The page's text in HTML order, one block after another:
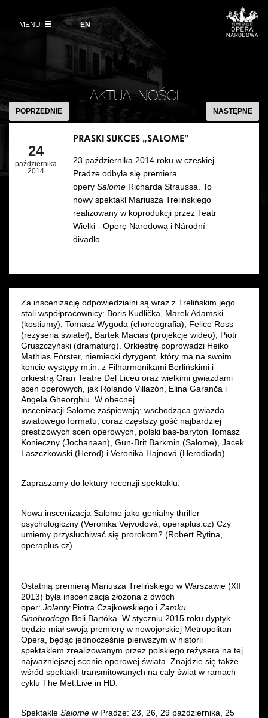
angielski
EN
MENUWystawy 2026/27
Informacje dla widzów
Zwroty biletów
Aktualności
Polski Balet Narodowy
Miejsce
Kulisy
Historia
DZIAŁALNOŚĆ
Galeria Opera
Muzeum Teatralne
Akademia Operowa
Konkurs Moniuszkowski
Dla mediów
Wynajem kostiumów
Wynajem rekwizytów
Fundusze unijne
Dotacje celowe
AKTUALNOŚCI
„SALOME”
POPRZEDNIE NASTĘPNE
24
października
2014
PRASKI SUKCES „SALOME”
23 października 2014 roku w czeskiej
Pradze odbyła się premiera
opery Salome Richarda Straussa. To
nowy spektakl Mariusza Trelińskiego
realizowany w koprodukcji przez Teatr
Wielki - Operę Narodową i Národní
divadlo.
Za inscenizację odpowiedzialni są wraz z Trelińskim jego
stali współpracownicy: Boris Kudlička, Marek Adamski
(kostiumy), Tomasz Wygoda (choreografia), Felice Ross
(reżyseria świateł), Bartek Macias (projekcje wideo), Piotr
Gruszczyński (dramaturg). Orkiestrę poprowadzi Heiko
Mathias Förster, niemiecki dyrygent, który ma na swoim
koncie występy m.in. z Filharmonikami Berlińskimi i
orkiestrą Gran Teatre Del Liceu oraz wielkimi gwiazdami
scen operowych, jak Rolando Villazón, Elina Garanča i
Angela Gheorghiu. W obecnej
inscenizacji Salome zaśpiewają: wschodząca gwiazda
światowego formatu, coraz częstszy gość najbardziej
prestiżowych scen operowych, polski bas-baryton Tomasz
Konieczny (Jochanaan), Gun-Brit Barkmin (Salome), Jacek
Laszczkowski (Herod) i Veronika Hajnová (Herodiada).
Zapraszamy do lektury recenzji spektaklu:
Nowa inscenizacja Salome jako genialny thriller
psychologiczny (Veronika Vejvodová, operaplus.cz) Czy
umiemy przysłuchiwać się prorokom? (Robert Rytina,
operaplus.cz)
Ostatnią premierą Mariusza Trelińskiego w Warszawie (XII
2013) była inscenizacja złożona z dwóch
oper: Jolanty Piotra Czajkowskiego i Zamku
Sinobrodego Beli Bartóka. W styczniu 2015 roku dyptyk
będzie miał swoją premierę w nowojorskiej Metropolitan
Opera, będąc jednocześnie pierwszym w historii
spektaklem zrealizowanym przez polskiego reżysera na tej
najważniejszej scenie operowej świata. Znajdzie się także
wśród spektakli transmitowanych na cały świat w ramach
cyklu The Met:Live in HD.
Spektakle Salome w Pradze: 23,
26, 29 października, 25